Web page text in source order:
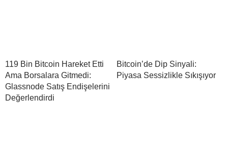
119 Bin Bitcoin Hareket Etti
Ama Borsalara Gitmedi:
Glassnode Satış Endişelerini
Değerlendirdi
Bitcoin’de Dip Sinyali:
Piyasa Sessizlikle Sıkışıyor